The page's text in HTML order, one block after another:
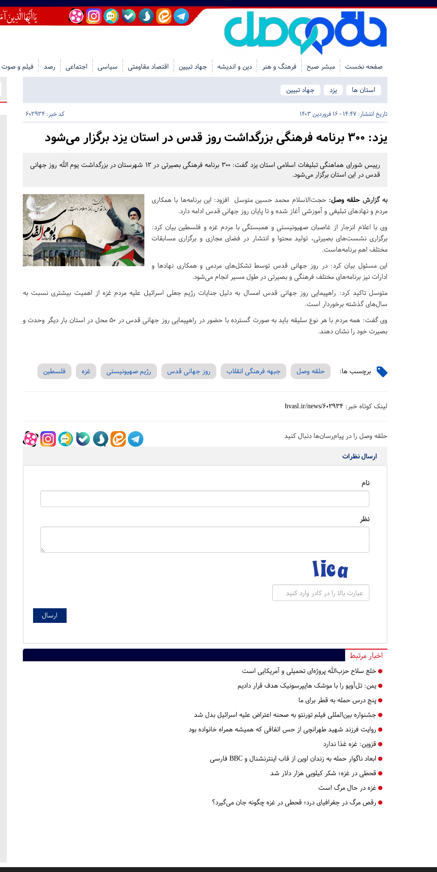
صفحه نخست مبشر صبح فرهنگ و هنر دین و اندیشه جهاد تبیین اقتصاد مقاومتی سیاسی اجتماعی رصد فیلم و صوت
استان ها یزد جهاد تبیین
تاریخ انتشار: 14:47 - 16 فروردین 1403 کد خبر: 602934
یزد:
رییس شورای هماهنگی تبلیغات اسلامی استان یزد گفت: ۳۰۰ برنامه فرهنگی بصیرتی در ۱۲ شهرستان در بزرگداشت یوم الله روز جهانی
قدس در این استان برگزار می‌شود.
به گزارش حلقه وصل: حجت‌الاسلام محمد حسین متوسل افزود: این برنامه‌ها با همکاری
مردم و نهادهای تبلیغی و آموزشی آغاز شده و تا پایان روز جهانی قدس ادامه دارد.
وی با اعلام انزجار از غاصبان صهیونیستی و همبستگی با مردم غزه و فلسطین بیان کرد:
برگزاری نشست‌های بصیرتی، تولید محتوا و انتشار در فضای مجازی و برگزاری مسابقات
مختلف اهم برنامه‌هاست.
این مسئول بیان کرد: در روز جهانی قدس توسط تشکل‌های مردمی و همکاری نهادها و
ادارات نیز برنامه‌های مختلف فرهنگی و بصیرتی در طول مسیر انجام می‌شود.
متوسل تاکید کرد: راهپیمایی روز جهانی قدس امسال به دلیل جنایات رژیم جعلی اسرائیل علیه مردم غزه از اهمیت بیشتری نسبت به
سال‌های گذشته برخوردار است.
وی گفت: همه مردم با هر نوع سلیقه باید به صورت گسترده با حضور در راهپیمایی روز جهانی قدس در ۵۰ محل در استان بار دیگر وحدت و
بصیرت خود را نشان دهند.
برچسب ها: حلقه وصل جبهه فرهنگی انقلاب روز جهانی قدس رژیم صهیونیستی غزه فلسطین
لینک کوتاه خبر: hvasl.ir/news/602934
حلقه وصل را در پیام‌رسان‌ها دنبال کنید
ارسال نظرات
نام
نظر
اخبار مرتبط
خلع سلاح حزب‌الله پروژه‌ای تحمیلی و آمریکایی است
یمن: تل‌آویو را با موشک هایپرسونیک هدف قرار دادیم
پنج درس‌ حمله به قطر برای ما
جشنواره بین‌المللی فیلم تورنتو به صحنه اعتراض علیه اسرائیل بدل شد
روایت فرزند شهید طهرانچی از حس اتفاقی که همیشه همراه خانواده بود
قزوین: غزه غذا ندارد
ابعاد ناگوار حمله به زندان اوین از قاب اینترنشنال و BBC فارسی
قحطی در غزه؛ شکر کیلویی هزار دلار شد
غزه در حال مرگ است
رقص مرگ در جغرافیای درد؛ قحطی در غزه چگونه جان می‌گیرد؟